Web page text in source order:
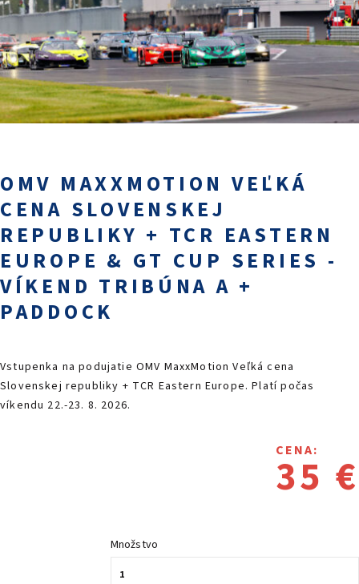
MAPA STRÁNKY
E-SHOP A VSTUPENKY
PRE FIRMY
PODUJATIA 2026
KONTAKTY
OMV MAXXMOTION VEĽKÁ
CENA SLOVENSKEJ
REPUBLIKY + TCR EASTERN
EUROPE & GT CUP SERIES -
VÍKEND TRIBÚNA A +
PADDOCK
Vstupenka na podujatie OMV MaxxMotion Veľká cena
Slovenskej republiky + TCR Eastern Europe. Platí počas
víkendu 22.-23. 8. 2026.
CENA:
35 €
Množstvo